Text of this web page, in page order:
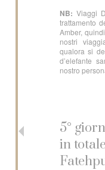
NB: Viaggi
trattamento
Amber,
nostri
qualora si
d’elefante
nostro
5°
in